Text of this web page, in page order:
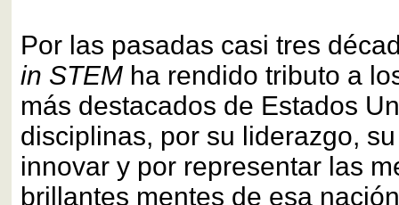
Por las pasadas casi tres
in STEM ha rendido tributo a
más destacados de Estados
disciplinas, por su liderazgo,
innovar y por representar las
brillantes mentes de esa